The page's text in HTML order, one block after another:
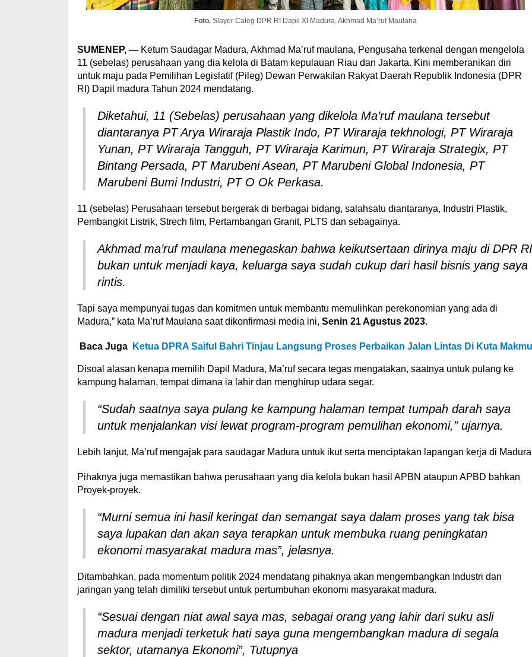
Foto. Slayer Caleg DPR RI Dapil XI Madura, Akhmad Ma’ruf Maulana
SUMENEP, —Ketum Saudagar Madura, Akhmad Ma’ruf maulana, Pengusaha terkenal dengan mengelola
11 (sebelas) perusahaan yang dia kelola di Batam kepulauan Riau dan Jakarta. Kini memberanikan diri
untuk maju pada Pemilihan Legislatif (Pileg) Dewan Perwakilan Rakyat Daerah Republik Indonesia (DPR
RI) Dapil madura Tahun 2024 mendatang.
Diketahui, 11 (Sebelas) perusahaan yang dikelola Ma’ruf maulana tersebut
diantaranya PT Arya Wiraraja Plastik Indo, PT Wiraraja tekhnologi, PT Wiraraja
Yunan, PT Wiraraja Tangguh, PT Wiraraja Karimun, PT Wiraraja Strategix, PT
Bintang Persada, PT Marubeni Asean, PT Marubeni Global Indonesia, PT
Marubeni Bumi Industri, PT O Ok Perkasa.
11 (sebelas) Perusahaan tersebut bergerak di berbagai bidang, salahsatu diantaranya, Industri Plastik,
Pembangkit Listrik, Strech film, Pertambangan Granit, PLTS dan sebagainya.
Akhmad ma’ruf maulana menegaskan bahwa keikutsertaan dirinya maju di DPR RI
bukan untuk menjadi kaya, keluarga saya sudah cukup dari hasil bisnis yang saya
rintis.
Tapi saya mempunyai tugas dan komitmen untuk membantu memulihkan perekonomian yang ada di
Madura,” kata Ma’ruf Maulana saat dikonfirmasi media ini, Senin 21 Agustus 2023.
Baca Juga Ketua DPRA Saiful Bahri Tinjau Langsung Proses Perbaikan Jalan Lintas Di Kuta
Disoal alasan kenapa memilih Dapil Madura, Ma’ruf secara tegas mengatakan, saatnya untuk pulang ke
kampung halaman, tempat dimana ia lahir dan menghirup udara segar.
“Sudah saatnya saya pulang ke kampung halaman tempat tumpah darah saya
untuk menjalankan visi lewat program-program pemulihan ekonomi,” ujarnya.
Lebih lanjut, Ma’ruf mengajak para saudagar Madura untuk ikut serta menciptakan lapangan kerja di
Pihaknya juga memastikan bahwa perusahaan yang dia kelola bukan hasil APBN ataupun APBD bahkan
Proyek-proyek.
“Murni semua ini hasil keringat dan semangat saya dalam proses yang tak bisa
saya lupakan dan akan saya terapkan untuk membuka ruang peningkatan
ekonomi masyarakat madura mas”, jelasnya.
Ditambahkan, pada momentum politik 2024 mendatang pihaknya akan mengembangkan Industri dan
jaringan yang telah dimiliki tersebut untuk pertumbuhan ekonomi masyarakat madura.
“Sesuai dengan niat awal saya mas, sebagai orang yang lahir dari suku asli
madura menjadi terketuk hati saya guna mengembangkan madura di segala
sektor, utamanya Ekonomi”, Tutupnya